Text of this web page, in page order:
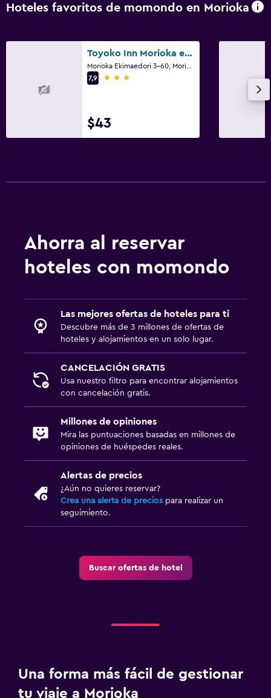
Hoteles favoritos de momondo en Morioka
Toyoko Inn Morioka eki Minami guchi Ekimae
7,9
3 estrellas
$43
Ahorra al reservar
hoteles con momondo
Las mejores ofertas de hoteles para ti
Descubre más de 3 millones de ofertas de
hoteles y alojamientos en un solo lugar.
CANCELACIÓN GRATIS
Usa nuestro filtro para encontrar alojamientos
con cancelación gratis.
Millones de opiniones
Mira las puntuaciones basadas en millones de
opiniones de huéspedes reales.
Alertas de precios
¿Aún no quieres reservar?
Crea una alerta de precios para realizar un
seguimiento.
Buscar ofertas de hotel
Una forma más fácil de gestionar
tu viaje a Morioka